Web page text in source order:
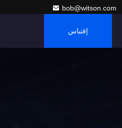
bob@witson.com
إقتباس